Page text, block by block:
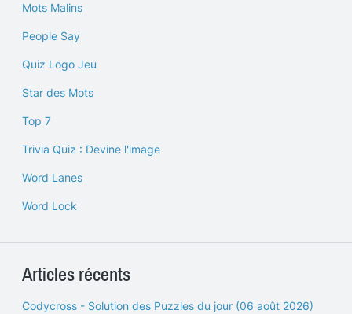
Mots Malins
People Say
Quiz Logo Jeu
Star des Mots
Top 7
Trivia Quiz : Devine l'image
Word Lanes
Word Lock
Articles récents
Codycross - Solution des Puzzles du jour (06 août 2026)